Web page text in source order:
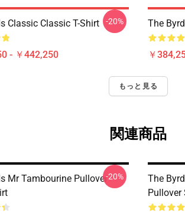
Classic Classic T-Shirt
- ￥442,250
-20% The
￥
もっと見る
関連商品
Mr Tambourine Pullover-20%
The
Pullover